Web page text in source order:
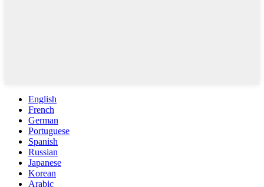
English
French
German
Portuguese
Spanish
Russian
Japanese
Korean
Arabic